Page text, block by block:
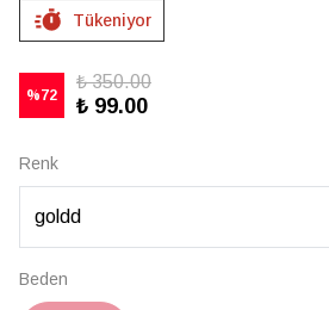
Tükeniyor
%72
₺ 350.00
₺ 99.00
Renk
Beden